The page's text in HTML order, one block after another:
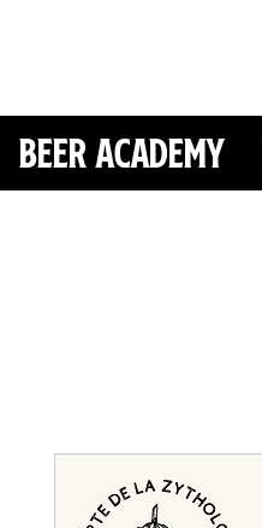
Beer Academy